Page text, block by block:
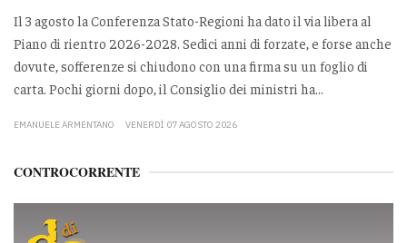
Il 3 agosto la Conferenza Stato-Regioni ha dato il via libera al
Piano di rientro 2026-2028. Sedici anni di forzate, e forse anche
dovute, sofferenze si chiudono con una firma su un foglio di
carta. Pochi giorni dopo, il Consiglio dei ministri ha...
EMANUELE ARMENTANO VENERDÌ 07 AGOSTO 2026
CONTROCORRENTE